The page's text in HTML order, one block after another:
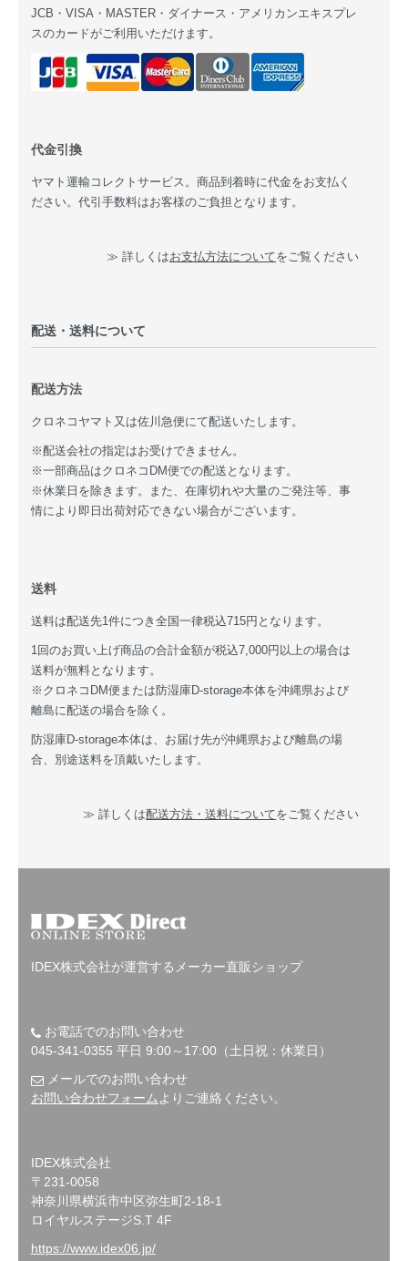
JCB・VISA・MASTER・ダイナース・アメリカンエキスプレ
スのカードがご利用いただけます。
代金引換
ヤマト運輸コレクトサービス。商品到着時に代金をお支払く
ださい。代引手数料はお客様のご負担となります。
≫ 詳しくはお支払方法についてをご覧ください
配送・送料について
配送方法
クロネコヤマト又は佐川急便にて配送いたします。
※配送会社の指定はお受けできません。
※一部商品はクロネコDM便での配送となります。
※休業日を除きます。また、在庫切れや大量のご発注等、事
情により即日出荷対応できない場合がございます。
送料
送料は配送先1件につき全国一律税込715円となります。
1回のお買い上げ商品の合計金額が税込7,000円以上の場合は
送料が無料となります。
※クロネコDM便または防湿庫D-storage本体を沖縄県および
離島に配送の場合を除く。
防湿庫D-storage本体は、お届け先が沖縄県および離島の場
合、別途送料を頂戴いたします。
≫ 詳しくは配送方法・送料についてをご覧ください
IDEX株式会社が運営するメーカー直販ショップ
お電話でのお問い合わせ
045-341-0355 平日 9:00～17:00（土日祝：休業日）
メールでのお問い合わせ
お問い合わせフォームよりご連絡ください。
IDEX株式会社
〒231-0058
神奈川県横浜市中区弥生町2-18-1
ロイヤルステージS.T 4F
https://www.idex06.jp/